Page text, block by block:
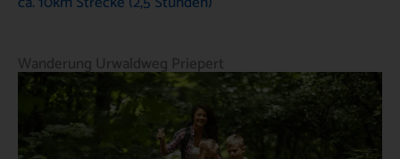
Wanderung Urwaldweg Priepert